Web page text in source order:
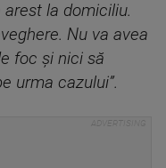
la domiciliu.
Nu va avea
foc și nici să
urma cazului”.